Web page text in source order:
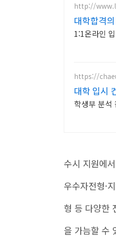
http://
대학합격
1:1온라인
https://
대학 입시
학생부 분석
수시 지원에
우수자전형·
형 등 다양한
을 가늠할 수